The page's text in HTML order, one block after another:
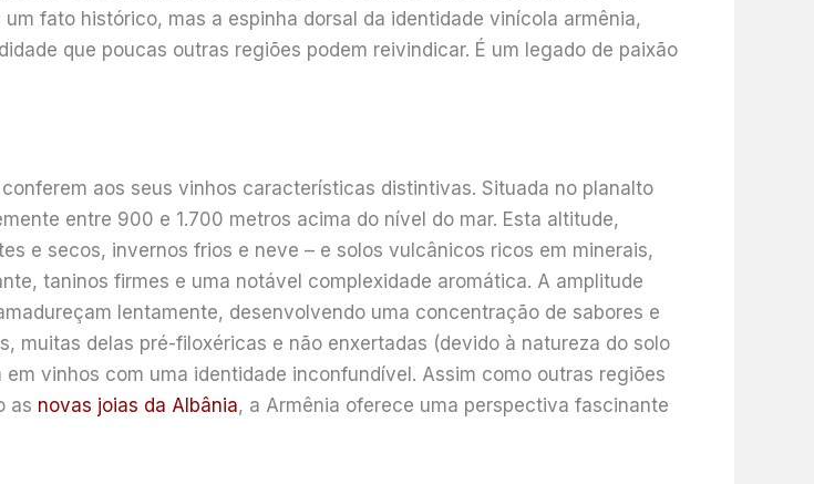
fato histórico, mas a espinha dorsal da identidade vinícola armênia,
que poucas outras regiões podem reivindicar. É um legado de paixão
aos seus vinhos características distintivas. Situada no planalto
entre 900 e 1.700 metros acima do nível do mar. Esta altitude,
e secos, invernos frios e neve – e solos vulcânicos ricos em minerais,
taninos firmes e uma notável complexidade aromática. A amplitude
lentamente, desenvolvendo uma concentração de sabores e
muitas delas pré-filoxéricas e não enxertadas (devido à natureza do solo
vinhos com uma identidade inconfundível. Assim como outras regiões
as novas joias da Albânia, a Armênia oferece uma perspectiva fascinante